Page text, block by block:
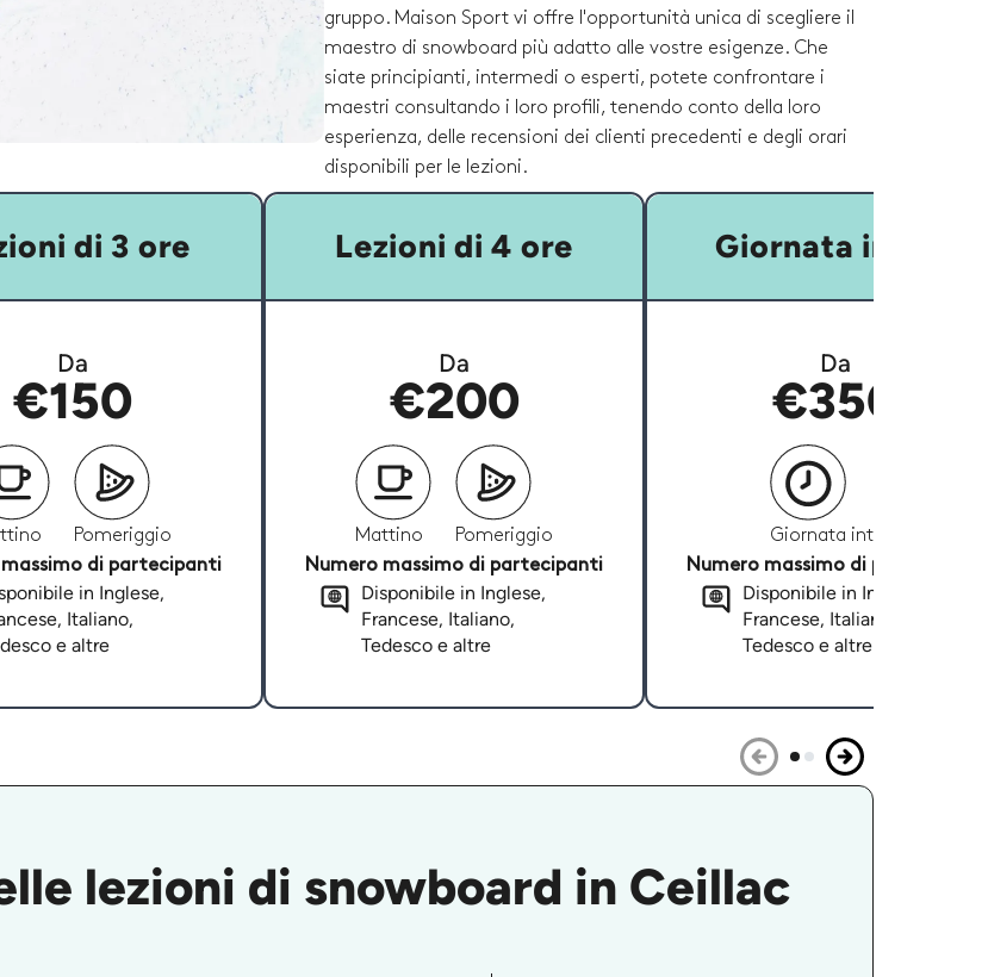
gruppo. Maison Sport vi offre l'opportunità unica di scegliere il
maestro di snowboard più adatto alle vostre esigenze. Che
siate principianti, intermedi o esperti, potete confrontare i
maestri consultando i loro profili, tenendo conto della loro
esperienza, delle recensioni dei clienti precedenti e degli orari
disponibili per le lezioni.
di 3 ore
Da
€150
Pomeriggio
massimo di partecipanti
in Inglese,
Italiano,
e altre
Lezioni di 4 ore
Da
€200
Mattino
Pomeriggio
Numero massimo di partecipanti
Disponibile in Inglese,
Francese, Italiano,
Tedesco e altre
Giornata intera
Da
€350
Giornata intera
Numero massimo di partecipanti
Disponibile in Inglese,
Francese, Italiano,
Tedesco e altre
lezioni di snowboard in Ceillac